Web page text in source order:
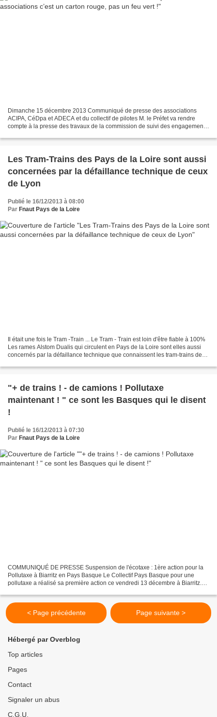
Dimanche 15 décembre 2013 Communiqué de presse des associations
ACIPA, CéDpa et ADECA et du collectif de pilotes M. le Préfet va rendre
compte à la presse des travaux de la commission de suivi des engagements
Les Tram-Trains des Pays de la Loire sont aussi
concernées par la défaillance technique de ceux
de Lyon
Publié le 16/12/2013 à 08:00
Par Fnaut Pays de la Loire
Il était une fois le Tram -Train ... Le Tram - Train est loin d'être fiable à 100%
Les rames Alstom Dualis qui circulent en Pays de la Loire sont elles aussi
concernés par la défaillance technique que connaissent les tram-trains de
"+ de trains ! - de camions ! Pollutaxe
maintenant ! " ce sont les Basques qui le disent
!
Publié le 16/12/2013 à 07:30
Par Fnaut Pays de la Loire
COMMUNIQUÉ DE PRESSE Suspension de l'écotaxe : 1ère action pour la
Pollutaxe à Biarritz en Pays Basque Le Collectif Pays Basque pour une
pollutaxe a réalisé sa première action ce vendredi 13 décembre à Biarritz.
< Page précédente Page suivante >
Hébergé par Overblog
Top articles
Pages
Contact
Signaler un abus
C.G.U.